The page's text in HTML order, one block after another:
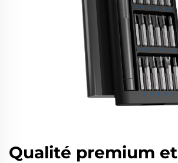
Qualité premium et